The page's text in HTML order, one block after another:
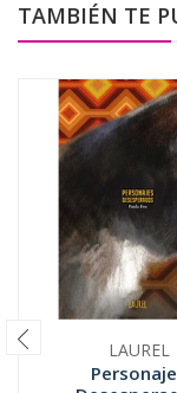
TAMBIÉN TE
LAUREL